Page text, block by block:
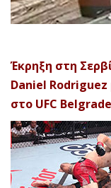
Έκρηξη στη
Daniel
στο UFC